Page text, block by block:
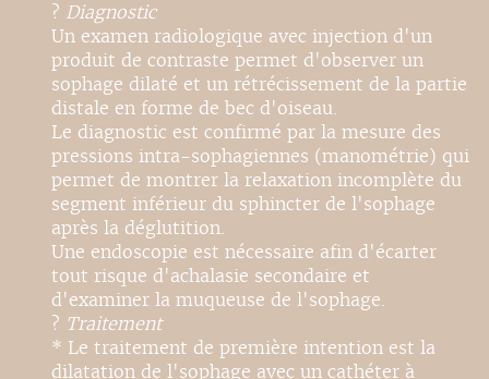
? Diagnostic
Un examen radiologique avec injection d'un
produit de contraste permet d'observer un
sophage dilaté et un rétrécissement de la partie
distale en forme de bec d'oiseau.
Le diagnostic est confirmé par la mesure des
pressions intra-sophagiennes (manométrie) qui
permet de montrer la relaxation incomplète du
segment inférieur du sphincter de l'sophage
après la déglutition.
Une endoscopie est nécessaire afin d'écarter
tout risque d'achalasie secondaire et
d'examiner la muqueuse de l'sophage.
? Traitement
* Le traitement de première intention est la
dilatation de l'sophage avec un cathéter à